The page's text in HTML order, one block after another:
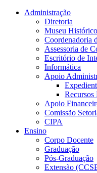
Conteúdo principal Menu
Administração
Diretoria
Museu Histórico
Coordenadoria
Assessoria de
Escritório de
Informática
Apoio
Recursos
Apoio
Comissão
CIPA
Ensino
Corpo Docente
Graduação
Pós-Graduação
Extensão